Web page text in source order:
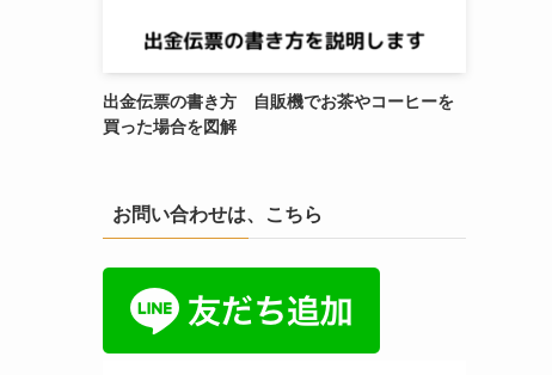
出金伝票の書き方 自販機でお茶やコーヒーを
買った場合を図解
お問い合わせは、こちら